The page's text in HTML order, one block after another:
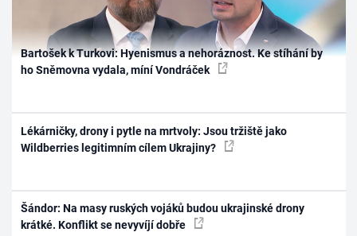
Bartošek k Turkovi: Hyenismus a nehoráznost. Ke stíhání by
ho Sněmovna vydala, míní Vondráček
Lékárničky, drony i pytle na mrtvoly: Jsou tržiště jako
Wildberries legitimním cílem Ukrajiny?
Šándor: Na masy ruských vojáků budou ukrajinské drony
krátké. Konflikt se nevyvíjí dobře